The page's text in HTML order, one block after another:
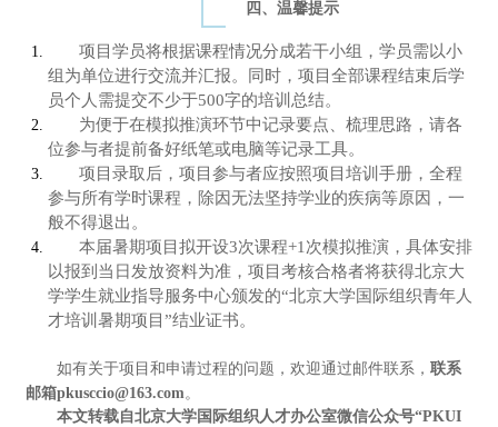
四、温馨提示
项目学员将根据课程情况分成若干小组，学员需以小
组为单位进行交流并汇报。同时，项目全部课程结束后学
员个人需提交不少于500字的培训总结。
为便于在模拟推演环节中记录要点、梳理思路，请各
位参与者提前备好纸笔或电脑等记录工具。
项目录取后，项目参与者应按照项目培训手册，全程
参与所有学时课程，除因无法坚持学业的疾病等原因，一
般不得退出。
本届暑期项目拟开设3次课程+1次模拟推演，具体安排
以报到当日发放资料为准，项目考核合格者将获得北京大
学学生就业指导服务中心颁发的“北京大学国际组织青年人
才培训暑期项目”结业证书。
如有关于项目和申请过程的问题，欢迎通过邮件联系， 联系
邮箱pkusccio@163.com 。
本文转载自北京大学国际组织人才办公室微信公众号“PKUI